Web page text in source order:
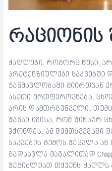
რაციონის
ძაღლები, როგორც წესი,
პრეტენზიულები საკვებში
განმავლობაში მიირთვან
ასეთი ერთფეროვნება,
არის დამთრგუნველი.
შანსი იმისა, რომ შინაურ
ჰქონდეს. ამ შემთხვევაში
საკვების გემოს შეცვლა
გადასვლა მაგალითად
შეგიძლიათ თქვენს ძაღლს